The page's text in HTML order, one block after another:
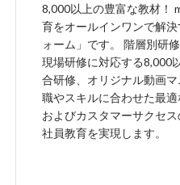
8,000以上の豊富な教材！
育をオールインワンで解
ォーム」です。 階層別研
現場研修に対応する8,000
合研修、オリジナル動画
職やスキルに合わせた最
およびカスタマーサクセ
社員教育を実現します。